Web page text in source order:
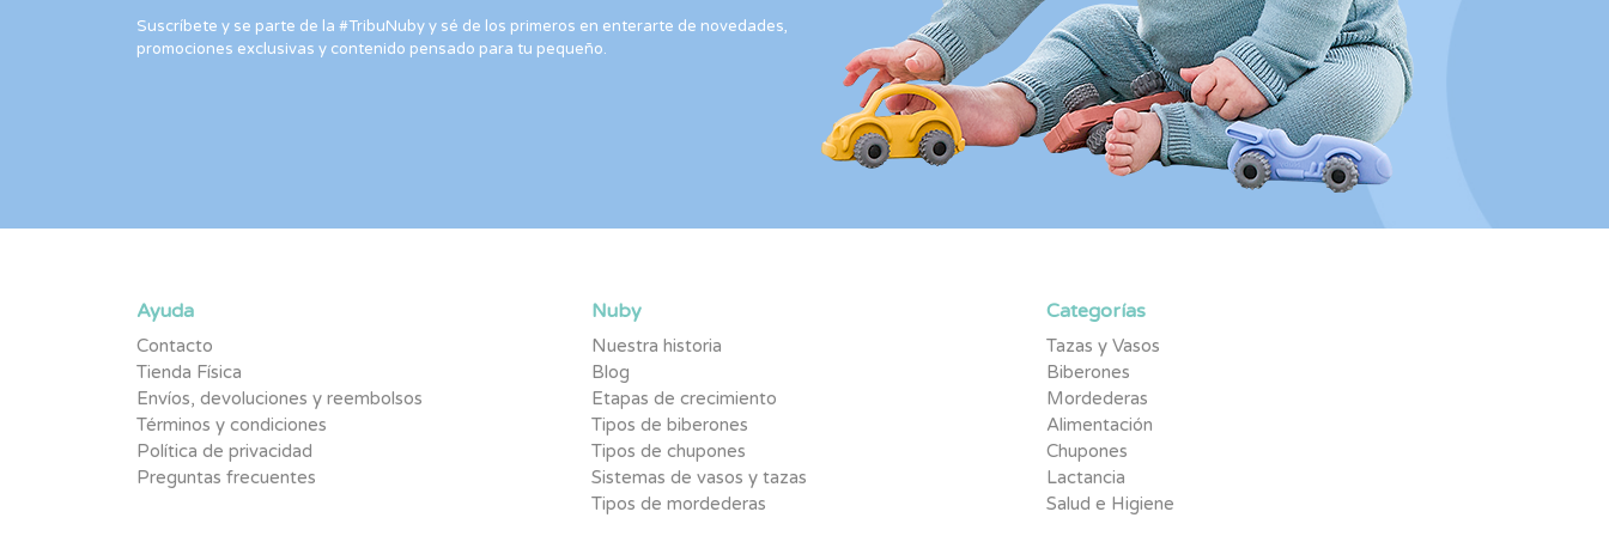
Suscríbete y se parte de la #TribuNuby y sé de los primeros en enterarte de novedades,
promociones exclusivas y contenido pensado para tu pequeño.
Ayuda
Contacto
Tienda Física
Envíos, devoluciones y reembolsos
Términos y condiciones
Política de privacidad
Preguntas frecuentes
Nuby
Nuestra historia
Blog
Etapas de crecimiento
Tipos de biberones
Tipos de chupones
Sistemas de vasos y tazas
Tipos de mordederas
Categorías
Tazas y Vasos
Biberones
Mordederas
Alimentación
Chupones
Lactancia
Salud e Higiene